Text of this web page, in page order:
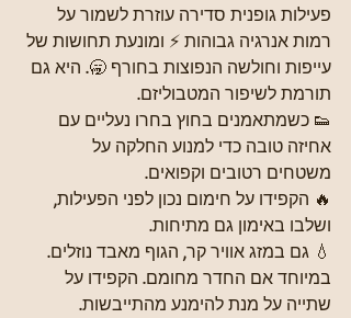
פעילות גופנית סדירה עוזרת לשמור על
רמות אנרגיה גבוהות ⚡ ומונעת תחושות של
עייפות וחולשה הנפוצות בחורף 🥱. היא גם
תורמת לשיפור המטבוליזם.
👟 כשמתאמנים בחוץ בחרו נעליים עם
אחיזה טובה כדי למנוע החלקה על
משטחים רטובים וקפואים.
🔥 הקפידו על חימום נכון לפני הפעילות,
ושלבו באימון גם מתיחות.
💧 גם במזג אוויר קר, הגוף מאבד נוזלים.
במיוחד אם החדר מחומם. הקפידו על
שתייה על מנת להימנע מהתייבשות.